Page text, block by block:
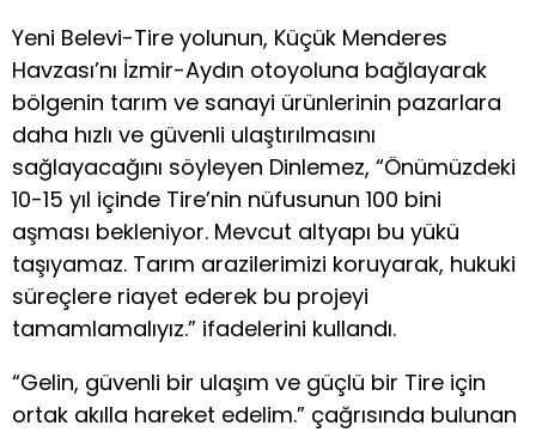
Yeni Belevi-Tire yolunun, Küçük Menderes
Havzası’nı İzmir-Aydın otoyoluna bağlayarak
bölgenin tarım ve sanayi ürünlerinin pazarlara
daha hızlı ve güvenli ulaştırılmasını
sağlayacağını söyleyen Dinlemez, “Önümüzdeki
10-15 yıl içinde Tire’nin nüfusunun 100 bini
aşması bekleniyor. Mevcut altyapı bu yükü
taşıyamaz. Tarım arazilerimizi koruyarak, hukuki
süreçlere riayet ederek bu projeyi
tamamlamalıyız.” ifadelerini kullandı.
“Gelin, güvenli bir ulaşım ve güçlü bir Tire için
ortak akılla hareket edelim.” çağrısında bulunan